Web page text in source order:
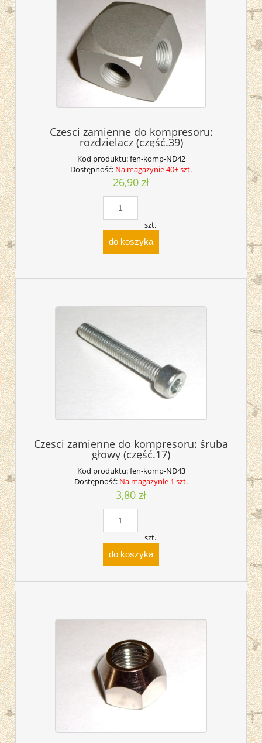
Czesci zamienne do kompresoru:
rozdzielacz (część.39)
Kod produktu:fen-komp-ND42
Dostępność: Na magazynie 40+ szt.
26,90 zł
szt.
do koszyka
Czesci zamienne do kompresoru: śruba
głowy (część.17)
Kod produktu:fen-komp-ND43
Dostępność: Na magazynie 1 szt.
3,80 zł
szt.
do koszyka